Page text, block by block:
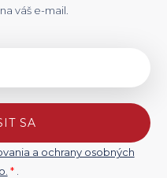
váš e-mail.
SA
a ochrany osobných
*